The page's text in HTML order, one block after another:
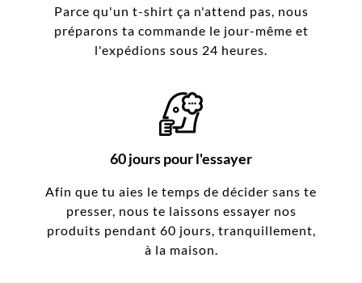
Parce qu'un t-shirt ça n'attend pas, nous
préparons ta commande le jour-même et
l'expédions sous 24 heures.
60 jours pour l'essayer
Afin que tu aies le temps de décider sans te
presser, nous te laissons essayer nos
produits pendant 60 jours, tranquillement,
à la maison.